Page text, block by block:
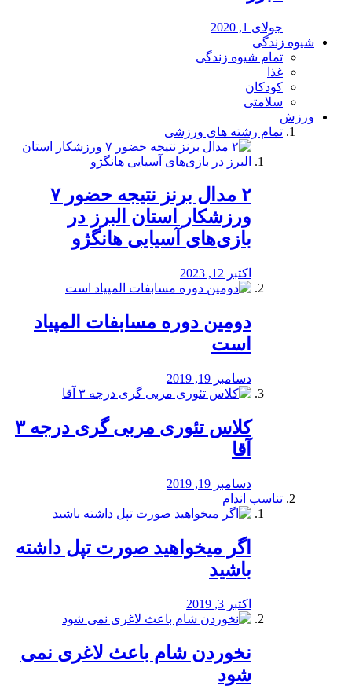
جولای 1, 2020
شیوه زندگی
تمام شیوه زندگی
غذا
کودکان
سلامتی
ورزش
تمام رشته های ورزشی
۲ مدال برنز نتیجه حضور ۷
ورزشکار استان البرز در
بازی‌های آسیایی هانگژو
اکتبر 12, 2023
دومین دوره مسابفات المپیاد
است
دسامبر 19, 2019
کلاس تئوری مربی گری درجه ۳
آقا
دسامبر 19, 2019
تناسب اندام
اگر میخواهید صورت تپل داشته
باشید
اکتبر 3, 2019
نخوردن شام باعث لاغری نمی
‌شود